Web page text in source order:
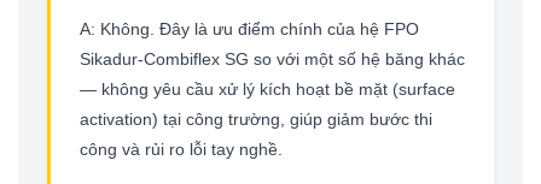
A: Không. Đây là ưu điểm chính của hệ FPO
Sikadur-Combiflex SG so với một số hệ băng khác
— không yêu cầu xử lý kích hoạt bề mặt (surface
activation) tại công trường, giúp giảm bước thi
công và rủi ro lỗi tay nghề.